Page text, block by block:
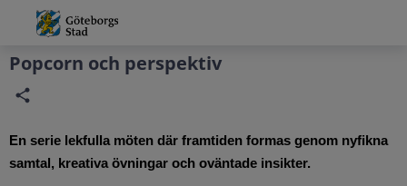
Grade
Portal
Popcorn och perspektiv
En serie lekfulla möten där framtiden formas genom nyfikna
samtal, kreativa övningar och oväntade insikter.